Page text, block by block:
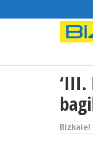
‘III.
Bizkaie!